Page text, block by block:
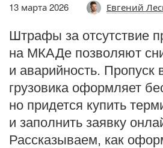
13 марта 2026 Евгений
Штрафы за отсутствие
на МКАДе позволяют
и аварийность. Пропуск
грузовика оформляет
но придется купить
и заполнить заявку
Рассказываем, как